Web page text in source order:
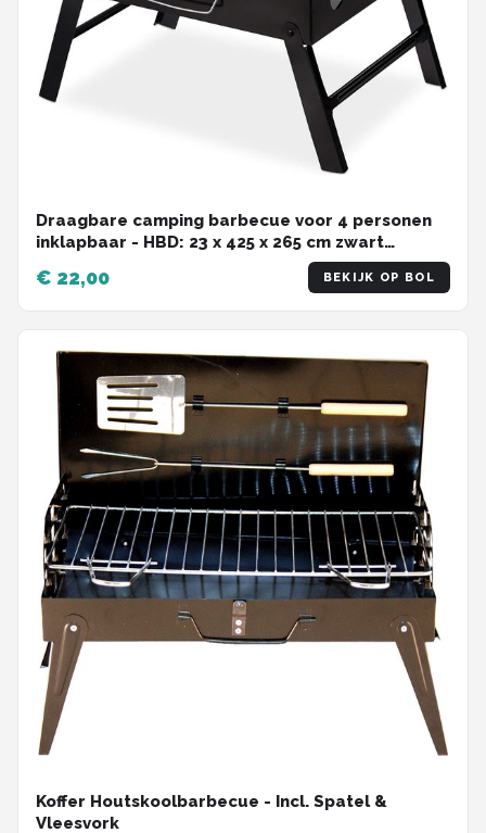
Draagbare camping barbecue voor 4 personen
inklapbaar - HBD: 23 x 425 x 265 cm zwart
€ 22,00 BEKIJK OP BOL
Koffer Houtskoolbarbecue - Incl. Spatel &
Vleesvork